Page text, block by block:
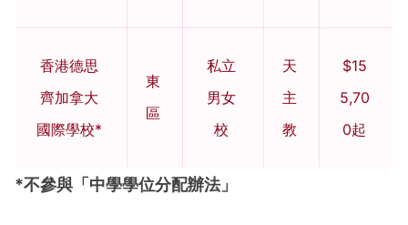
香港德思
齊加拿大
國際學校*
東
區
私立
男女
校
天
主
教
$15
5,70
0起
*不參與「中學學位分配辦法」